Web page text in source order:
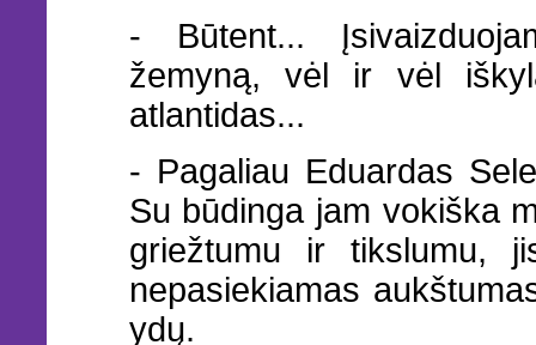
- Būtent...
žemyną, vėl ir vėl
atlantidas...
- Pagaliau Eduardas
Su būdinga jam vokiška
griežtumu ir tikslumu,
nepasiekiamas
ydų.